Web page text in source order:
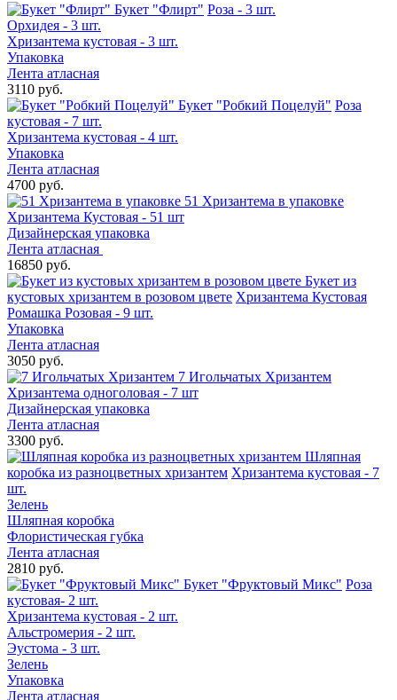
Букет "Флирт" Роза - 3 шт.
Орхидея - 3 шт.
Хризантема кустовая - 3 шт.
Упаковка
Лента атласная
3110 руб.
Букет "Робкий Поцелуй" Роза
кустовая - 7 шт.
Хризантема кустовая - 4 шт.
Упаковка
Лента атласная
4700 руб.
51 Хризантема в упаковке
Хризантема Кустовая - 51 шт
Дизайнерская упаковка
Лента атласная
16850 руб.
Букет из
кустовых хризантем в розовом цвете Хризантема Кустовая
Ромашка Розовая - 9 шт.
Упаковка
Лента атласная
3050 руб.
7 Игольчатых Хризантем
Хризантема одноголовая - 7 шт
Дизайнерская упаковка
Лента атласная
3300 руб.
Шляпная
коробка из разноцветных хризантем Хризантема кустовая - 7
шт.
Зелень
Шляпная коробка
Флористическая губка
Лента атласная
2810 руб.
Букет "Фруктовый Микс" Роза
кустовая- 2 шт.
Хризантема кустовая - 2 шт.
Альстромерия - 2 шт.
Эустома - 3 шт.
Зелень
Упаковка
Лента атласная